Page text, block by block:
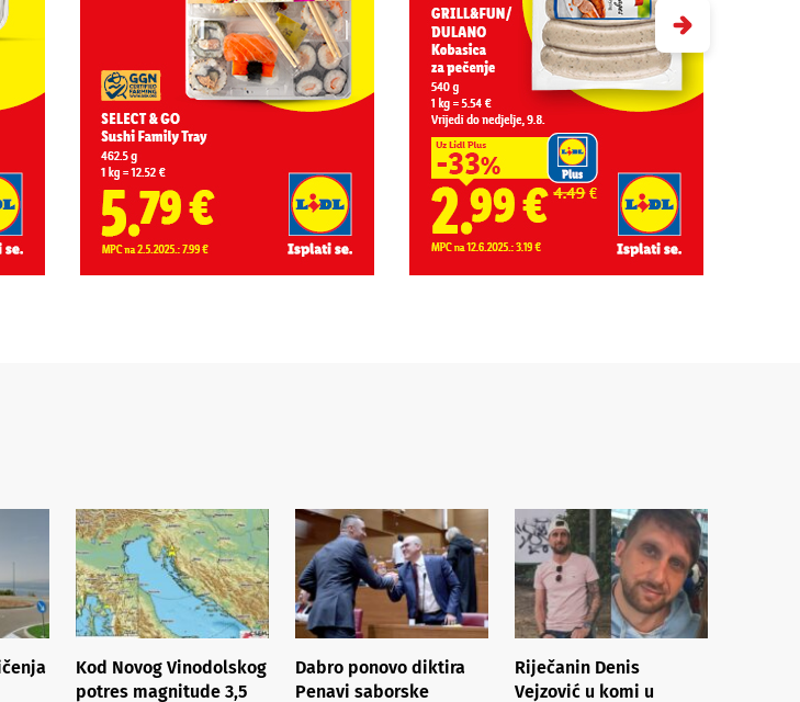
Kod Novog Vinodolskog
potres magnitude 3,5
Dabro ponovo diktira
Penavi saborske
Riječanin Denis
Vejzović u komi u